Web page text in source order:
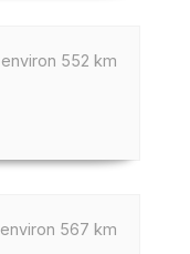
environ 552 km
environ 567 km